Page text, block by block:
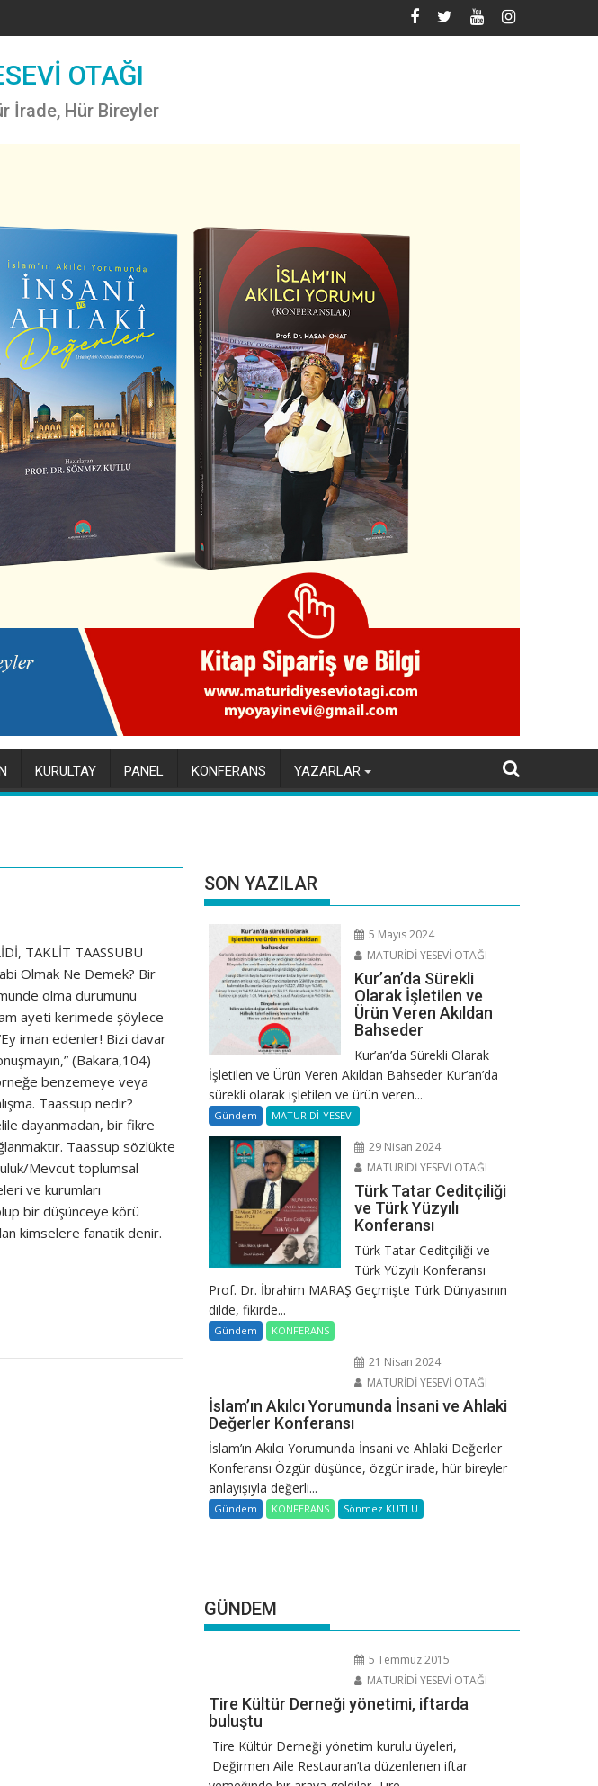
OTAĞI
İrade, Hür Bireyler
KURULTAY PANEL KONFERANS YAZARLAR
TAKLİT TAASSUBU
Olmak Ne Demek? Bir
olma durumunu
ayeti kerimede şöylece
iman edenler! Bizi davar
(Bakara,104)
benzemeye veya
Taassup nedir?
dayanmadan, bir fikre
Taassup sözlükte
Mevcut toplumsal
ve kurumları
bir düşünceye körü
kimselere fanatik denir.
SON YAZILAR
5 Mayıs 2024
MATURİDİ YESEVİ OTAĞI
Kur’an’da Sürekli
Olarak İşletilen ve
Ürün Veren Akıldan
Bahseder
Kur’an’da Sürekli Olarak
İşletilen ve Ürün Veren Akıldan Bahseder Kur’an’da
sürekli olarak işletilen ve ürün veren...
Gündem MATURİDİ-YESEVİ
29 Nisan 2024
MATURİDİ YESEVİ OTAĞI
Türk Tatar Ceditçiliği
ve Türk Yüzyılı
Konferansı
Türk Tatar Ceditçiliği ve
Türk Yüzyılı Konferansı
Prof. Dr. İbrahim MARAŞ Geçmişte Türk Dünyasının
dilde, fikirde...
Gündem KONFERANS
21 Nisan 2024
MATURİDİ YESEVİ OTAĞI
İslam’ın Akılcı Yorumunda İnsani ve Ahlaki
Değerler Konferansı
İslam’ın Akılcı Yorumunda İnsani ve Ahlaki Değerler
Konferansı Özgür düşünce, özgür irade, hür bireyler
anlayışıyla değerli...
Gündem KONFERANS Sönmez KUTLU
GÜNDEM
5 Temmuz 2015
MATURİDİ YESEVİ OTAĞI
Tire Kültür Derneği yönetimi, iftarda
buluştu
Tire Kültür Derneği yönetim kurulu üyeleri,
Değirmen Aile Restauran’ta düzenlenen iftar